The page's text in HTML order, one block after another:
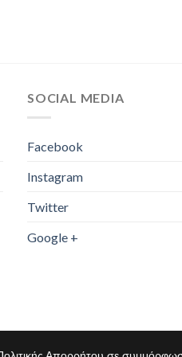
SOCIAL MEDIA
Facebook
Instagram
Twitter
Google +